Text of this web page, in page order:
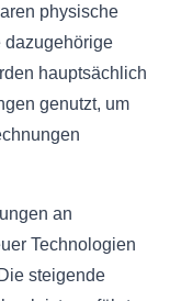
physische
dazugehörige
hauptsächlich
genutzt, um
an
Technologien
steigende